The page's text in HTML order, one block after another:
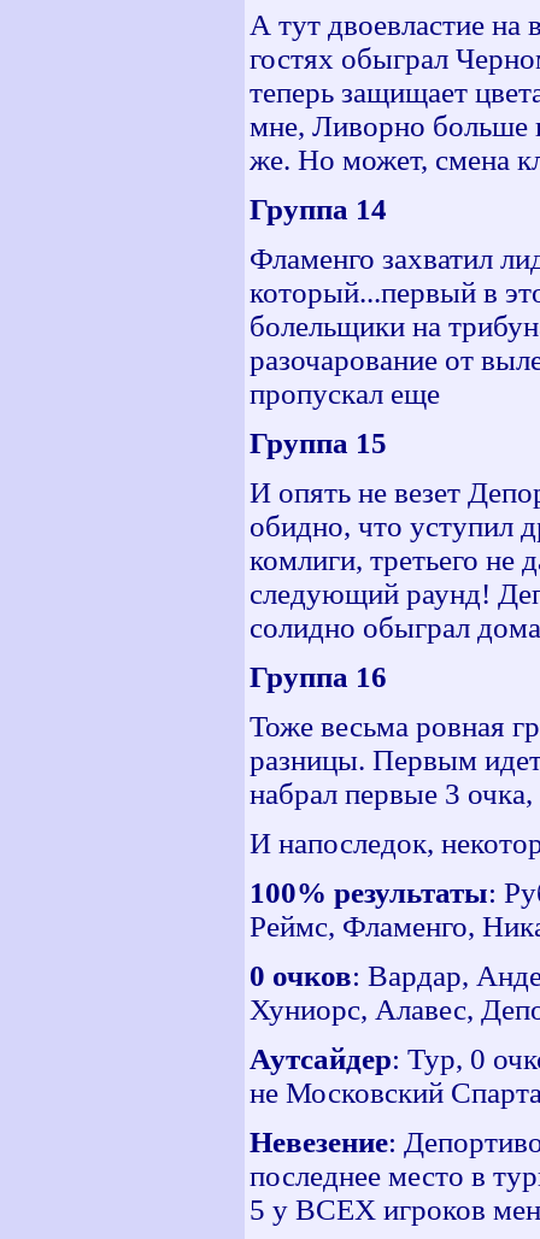
А тут двоевластие
гостях обыграл
теперь защищает
мне, Ливорно больше
же. Но может, смена
Группа 14
Фламенго захватил
который...первый в
болельщики на
разочарование от
пропускал еще
Группа 15
И опять не везет
обидно, что уступил
комлиги, третьего не
следующий раунд!
солидно обыграл
Группа 16
Тоже весьма ровная
разницы. Первым
набрал первые 3
И напоследок,
100% результаты:
Реймс, Фламенго,
0 очков: Вардар,
Хуниорс, Алавес,
Аутсайдер: Тур, 0
не Московский
Невезение:
последнее место в
5 у ВСЕХ игроков